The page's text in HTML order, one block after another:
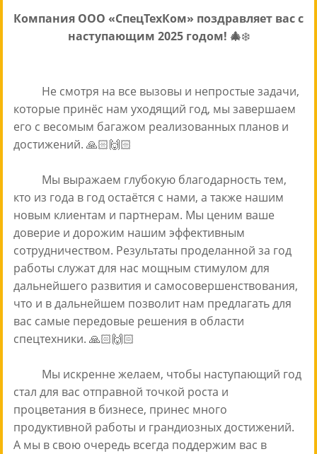
Компания ООО «СпецТехКом» поздравляет вас с
наступающим 2025 годом! 🎄❄️
Не смотря на все вызовы и непростые задачи,
которые принёс нам уходящий год, мы завершаем
его с весомым багажом реализованных планов и
достижений. 🙏🏻🙌🏻
Мы выражаем глубокую благодарность тем,
кто из года в год остаётся с нами, а также нашим
новым клиентам и партнерам. Мы ценим ваше
доверие и дорожим нашим эффективным
сотрудничеством. Результаты проделанной за год
работы служат для нас мощным стимулом для
дальнейшего развития и самосовершенствования,
что и в дальнейшем позволит нам предлагать для
вас самые передовые решения в области
спецтехники. 🙏🏻🙌🏻
Мы искренне желаем, чтобы наступающий год
стал для вас отправной точкой роста и
процветания в бизнесе, принес много
продуктивной работы и грандиозных достижений.
А мы в свою очередь всегда поддержим вас в